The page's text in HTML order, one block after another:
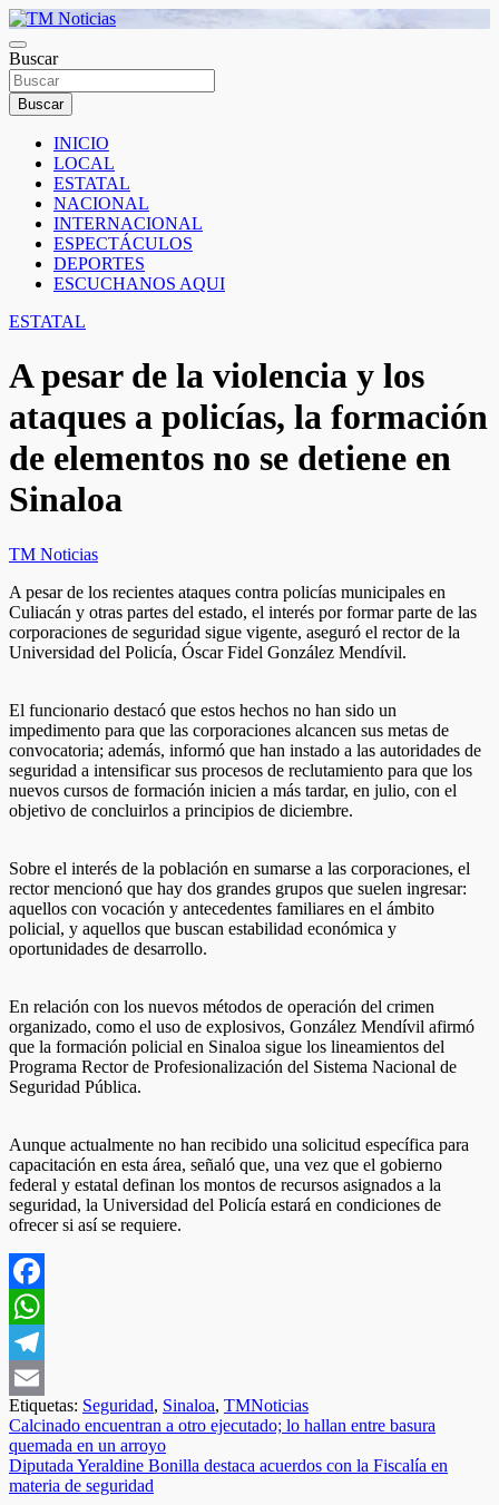
Saltar
al
contenido
TM Noticias
TM Noticias
Buscar
Buscar
INICIO
LOCAL
ESTATAL
NACIONAL
INTERNACIONAL
ESPECTÁCULOS
DEPORTES
ESCUCHANOS AQUI
ESTATAL
A pesar de la violencia y los
ataques a policías, la formación
de elementos no se detiene en
Sinaloa
TM Noticias
A pesar de los recientes ataques contra policías municipales en
Culiacán y otras partes del estado, el interés por formar parte de las
corporaciones de seguridad sigue vigente, aseguró el rector de la
Universidad del Policía, Óscar Fidel González Mendívil.
El funcionario destacó que estos hechos no han sido un
impedimento para que las corporaciones alcancen sus metas de
convocatoria; además, informó que han instado a las autoridades de
seguridad a intensificar sus procesos de reclutamiento para que los
nuevos cursos de formación inicien a más tardar, en julio, con el
objetivo de concluirlos a principios de diciembre.
Sobre el interés de la población en sumarse a las corporaciones, el
rector mencionó que hay dos grandes grupos que suelen ingresar:
aquellos con vocación y antecedentes familiares en el ámbito
policial, y aquellos que buscan estabilidad económica y
oportunidades de desarrollo.
En relación con los nuevos métodos de operación del crimen
organizado, como el uso de explosivos, González Mendívil afirmó
que la formación policial en Sinaloa sigue los lineamientos del
Programa Rector de Profesionalización del Sistema Nacional de
Seguridad Pública.
Aunque actualmente no han recibido una solicitud específica para
capacitación en esta área, señaló que, una vez que el gobierno
federal y estatal definan los montos de recursos asignados a la
seguridad, la Universidad del Policía estará en condiciones de
ofrecer si así se requiere.
Facebook
WhatsApp
Telegram
Email
Etiquetas: Seguridad, Sinaloa, TMNoticias
Navegación
de
entradas
Calcinado encuentran a otro ejecutado; lo hallan entre basura
quemada en un arroyo
Diputada Yeraldine Bonilla destaca acuerdos con la Fiscalía en
materia de seguridad